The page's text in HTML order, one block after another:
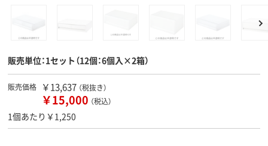
販売単位：1セット（12個：6個入×2箱）
販売価格 ￥13,637 （税抜き）
￥15,000 （税込）
1個あたり￥1,250